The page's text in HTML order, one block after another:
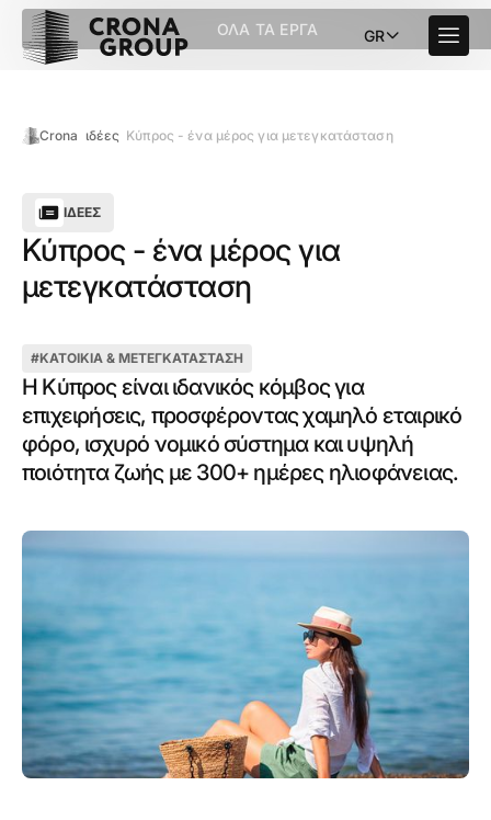
ΌΛΑ ΤΑ ΈΡΓΑ GR
Crona ιδέες Κύπρος - ένα μέρος για μετεγκατάσταση
ΙΔΈΕΣ
Κύπρος - ένα μέρος για
μετεγκατάσταση
#ΚΑΤΟΙΚΊΑ & ΜΕΤΕΓΚΑΤΆΣΤΑΣΗ
Η Κύπρος είναι ιδανικός κόμβος για
επιχειρήσεις, προσφέροντας χαμηλό εταιρικό
φόρο, ισχυρό νομικό σύστημα και υψηλή
ποιότητα ζωής με 300+ ημέρες ηλιοφάνειας.